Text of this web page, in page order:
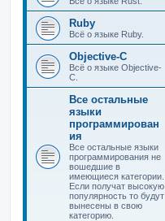
Ruby
Всё о языке Ruby.
Objective-C
Всё о языке Objective-
C.
Все остальные
языки
программирован
ия
Все остальные языки
программирования не
вошедшие в
имеющиеся категории.
Если получат высокую
популярность то будут
вынесены в свою
категорию.